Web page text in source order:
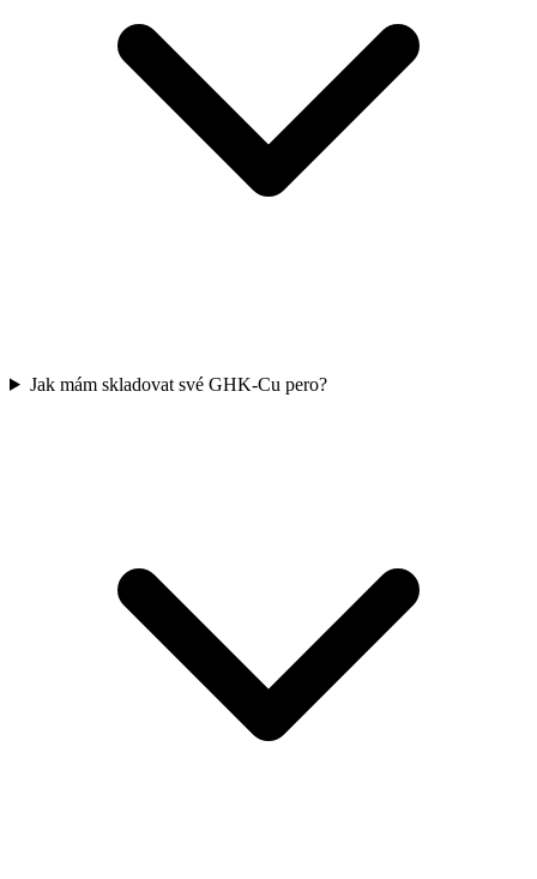
Jak mám skladovat své GHK-Cu pero?